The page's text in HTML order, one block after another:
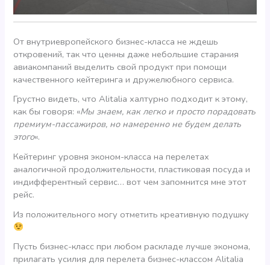
От внутриевропейского бизнес-класса не ждешь
откровений, так что ценны даже небольшие старания
авиакомпаний выделить свой продукт при помощи
качественного кейтеринга и дружелюбного сервиса.
Грустно видеть, что Alitalia халтурно подходит к этому,
как бы говоря: «Мы знаем, как легко и просто порадовать
премиум-пассажиров, но намеренно не будем делать
этого«.
Кейтеринг уровня эконом-класса на перелетах
аналогичной продолжительности, пластиковая посуда и
индифферентный сервис… вот чем запомнится мне этот
рейс.
Из положительного могу отметить креативную подушку
Пусть бизнес-класс при любом раскладе лучше эконома,
прилагать усилия для перелета бизнес-классом Alitalia